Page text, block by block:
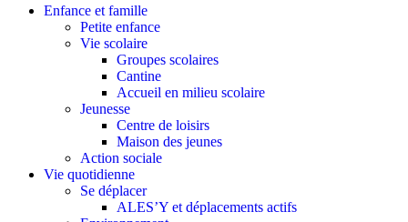
Enfance et famille
Petite enfance
Vie scolaire
Groupes scolaires
Cantine
Accueil en milieu scolaire
Jeunesse
Centre de loisirs
Maison des jeunes
Action sociale
Vie quotidienne
Se déplacer
ALES’Y et déplacements actifs